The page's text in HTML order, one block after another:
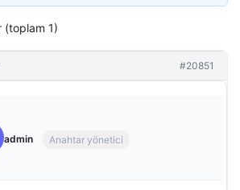
(toplam 1)
#20851
admin Anahtar yönetici